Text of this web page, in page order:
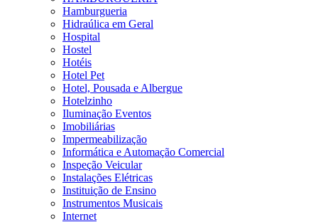
Hamburgueria
Hidraúlica em Geral
Hospital
Hostel
Hotéis
Hotel Pet
Hotel, Pousada e Albergue
Hotelzinho
Iluminação Eventos
Imobiliárias
Impermeabilização
Informática e Automação Comercial
Inspeção Veicular
Instalações Elétricas
Instituição de Ensino
Instrumentos Musicais
Internet